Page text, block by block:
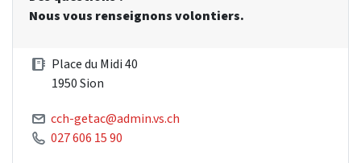
Nous vous renseignons volontiers.
Place du Midi 40
1950 Sion
cch-getac@admin.vs.ch
027 606 15 90